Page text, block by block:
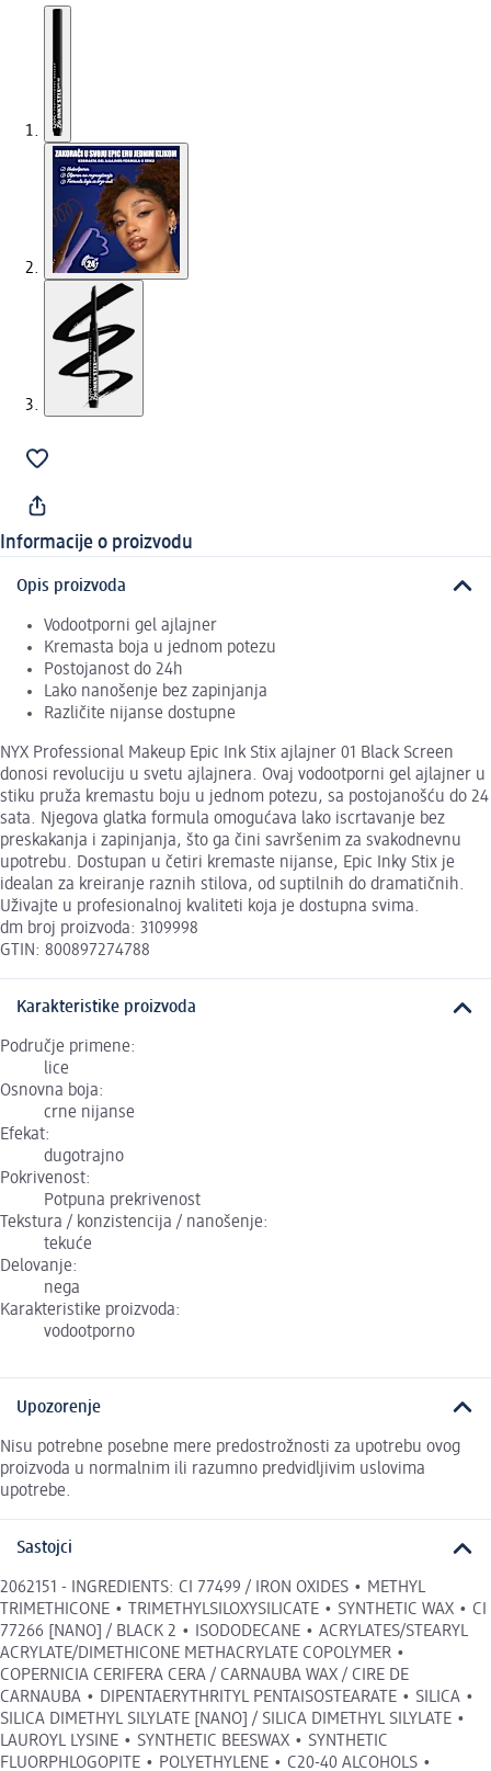
Informacije o proizvodu
Opis proizvoda
Vodootporni gel ajlajner
Kremasta boja u jednom potezu
Postojanost do 24h
Lako nanošenje bez zapinjanja
Različite nijanse dostupne
NYX Professional Makeup Epic Ink Stix ajlajner 01 Black Screen
donosi revoluciju u svetu ajlajnera. Ovaj vodootporni gel ajlajner u
stiku pruža kremastu boju u jednom potezu, sa postojanošću do 24
sata. Njegova glatka formula omogućava lako iscrtavanje bez
preskakanja i zapinjanja, što ga čini savršenim za svakodnevnu
upotrebu. Dostupan u četiri kremaste nijanse, Epic Inky Stix je
idealan za kreiranje raznih stilova, od suptilnih do dramatičnih.
Uživajte u profesionalnoj kvaliteti koja je dostupna svima.
dm broj proizvoda: 3109998
GTIN: 800897274788
Karakteristike proizvoda
Područje primene:
lice
Osnovna boja:
crne nijanse
Efekat:
dugotrajno
Pokrivenost:
Potpuna prekrivenost
Tekstura / konzistencija / nanošenje:
tekuće
Delovanje:
nega
Karakteristike proizvoda:
vodootporno
Upozorenje
Nisu potrebne posebne mere predostrožnosti za upotrebu ovog
proizvoda u normalnim ili razumno predvidljivim uslovima
upotrebe.
Sastojci
2062151 - INGREDIENTS: CI 77499 / IRON OXIDES • METHYL
TRIMETHICONE • TRIMETHYLSILOXYSILICATE • SYNTHETIC WAX • CI
77266 [NANO] / BLACK 2 • ISODODECANE • ACRYLATES/STEARYL
ACRYLATE/DIMETHICONE METHACRYLATE COPOLYMER •
COPERNICIA CERIFERA CERA / CARNAUBA WAX / CIRE DE
CARNAUBA • DIPENTAERYTHRITYL PENTAISOSTEARATE • SILICA •
SILICA DIMETHYL SILYLATE [NANO] / SILICA DIMETHYL SILYLATE •
LAUROYL LYSINE • SYNTHETIC BEESWAX • SYNTHETIC
FLUORPHLOGOPITE • POLYETHYLENE • C20-40 ALCOHOLS •